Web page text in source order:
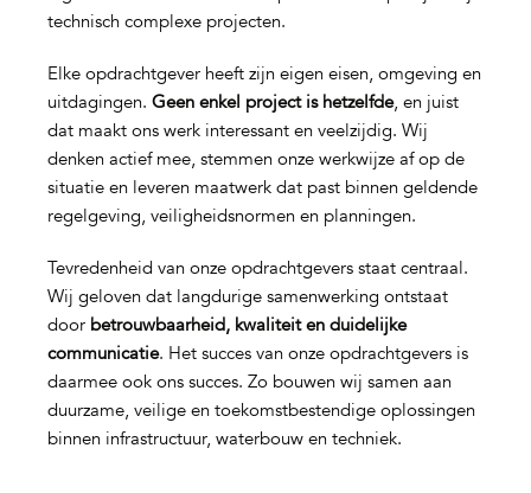
technisch complexe projecten.
Elke opdrachtgever heeft zijn eigen eisen, omgeving en
uitdagingen. Geen enkel project is hetzelfde, en juist
dat maakt ons werk interessant en veelzijdig. Wij
denken actief mee, stemmen onze werkwijze af op de
situatie en leveren maatwerk dat past binnen geldende
regelgeving, veiligheidsnormen en planningen.
Tevredenheid van onze opdrachtgevers staat centraal.
Wij geloven dat langdurige samenwerking ontstaat
door betrouwbaarheid, kwaliteit en duidelijke
communicatie. Het succes van onze opdrachtgevers is
daarmee ook ons succes. Zo bouwen wij samen aan
duurzame, veilige en toekomstbestendige oplossingen
binnen infrastructuur, waterbouw en techniek.